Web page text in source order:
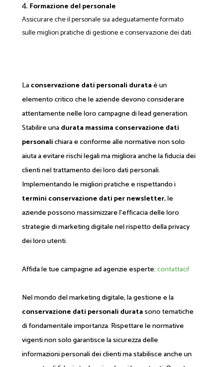
Formazione del personale
Assicurare che il personale sia adeguatamente formato
sulle migliori pratiche di gestione e conservazione dei dati.
Laconservazione dati personali durata è un
elemento critico che le aziende devono considerare
attentamente nelle loro campagne di lead generation.
Stabilire unadurata massima conservazione dati
personalichiara e conforme alle normative non solo
aiuta a evitare rischi legali ma migliora anche la fiducia dei
clienti nel trattamento dei loro dati personali.
Implementando le migliori pratiche e rispettando i
termini conservazione dati per newsletter, le
aziende possono massimizzare l'efficacia delle loro
strategie di marketing digitale nel rispetto della privacy
dei loro utenti.
Affida le tue campagne ad agenzie esperte:contattaci!
Nel mondo del marketing digitale, la gestione e la
conservazione dati personali duratasono tematiche
di fondamentale importanza. Rispettare le normative
vigenti non solo garantisce la sicurezza delle
informazioni personali dei clienti ma stabilisce anche un